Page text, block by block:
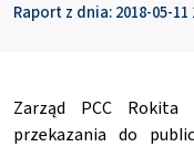
Raport z dnia: 2018-05-11
Zarząd PCC
przekazania do